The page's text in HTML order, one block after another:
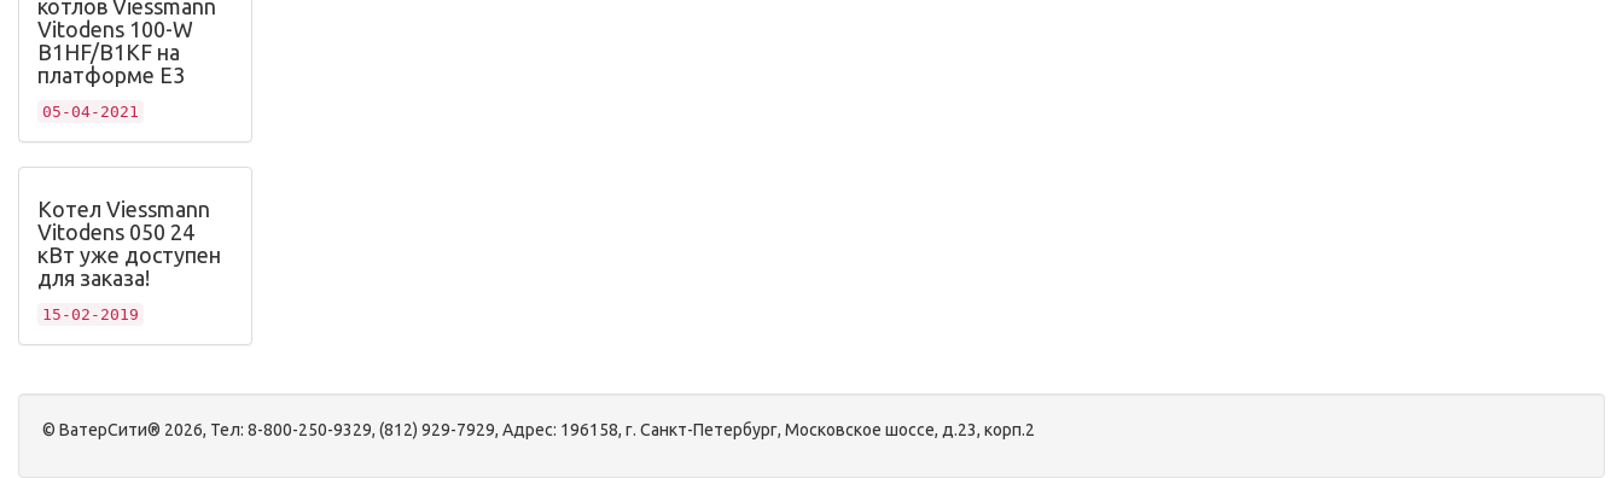
котлов Viessmann
Vitodens 100-W
B1HF/B1KF на
платформе Е3
05-04-2021
Котел Viessmann
Vitodens 050 24
кВт уже доступен
для заказа!
15-02-2019
© ВатерСити® 2026, Тел: 8-800-250-9329, (812) 929-7929, Адрес: 196158, г. Санкт-Петербург, Московское шоссе, д.23, корп.2